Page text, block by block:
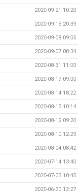
2020-09-21 10:20
2020-09-13 20:39
2020-09-08 09:05
2020-09-07 08:34
2020-08-31 11:00
2020-08-17 09:00
2020-08-14 18:22
2020-08-13 10:14
2020-08-12 09:20
2020-08-10 12:29
2020-08-04 08:42
2020-07-14 13:40
2020-07-03 10:45
2020-06-30 12:27